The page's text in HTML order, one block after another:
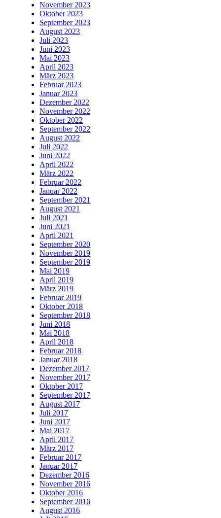
November 2023
Oktober 2023
September 2023
August 2023
Juli 2023
Juni 2023
Mai 2023
April 2023
März 2023
Februar 2023
Januar 2023
Dezember 2022
November 2022
Oktober 2022
September 2022
August 2022
Juli 2022
Juni 2022
April 2022
März 2022
Februar 2022
Januar 2022
September 2021
August 2021
Juli 2021
Juni 2021
April 2021
September 2020
November 2019
September 2019
Mai 2019
April 2019
März 2019
Februar 2019
Oktober 2018
September 2018
Juni 2018
Mai 2018
April 2018
Februar 2018
Januar 2018
Dezember 2017
November 2017
Oktober 2017
September 2017
August 2017
Juli 2017
Juni 2017
Mai 2017
April 2017
März 2017
Februar 2017
Januar 2017
Dezember 2016
November 2016
Oktober 2016
September 2016
August 2016